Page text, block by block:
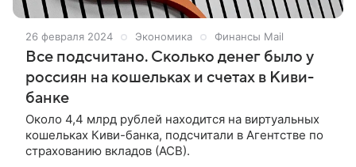
26 февраля 2024 Экономика Финансы Mail
Все подсчитано. Сколько денег было у
россиян на кошельках и счетах в Киви-
банке
Около 4,4 млрд рублей находится на виртуальных
кошельках Киви-банка, подсчитали в Агентстве по
страхованию вкладов (АСВ).